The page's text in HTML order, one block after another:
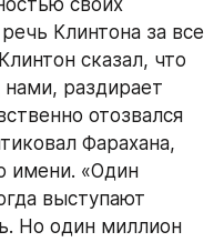
своих
Клинтона за все
сказал, что
раздирает
отозвался
Фарахана,
имени. «Один
выступают
Но один миллион